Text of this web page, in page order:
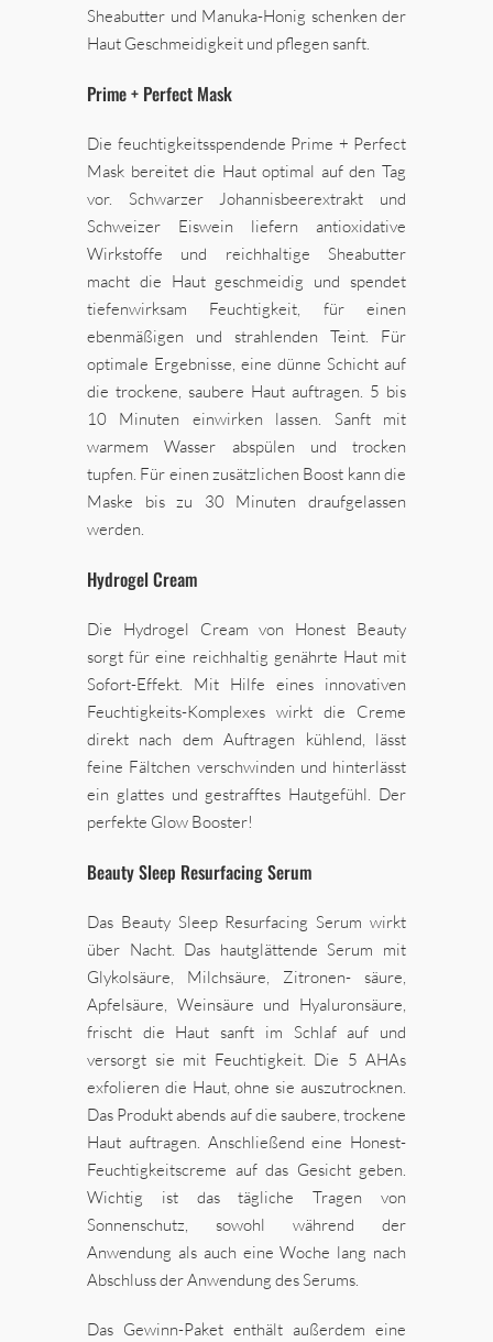
Sheabutter und Manuka-Honig schenken der
Haut Geschmeidigkeit und pflegen sanft.
Prime + Perfect Mask
Die feuchtigkeitsspendende Prime + Perfect
Mask bereitet die Haut optimal auf den Tag
vor. Schwarzer Johannisbeerextrakt und
Schweizer Eiswein liefern antioxidative
Wirkstoffe und reichhaltige Sheabutter
macht die Haut geschmeidig und spendet
tiefenwirksam Feuchtigkeit, für einen
ebenmäßigen und strahlenden Teint. Für
optimale Ergebnisse, eine dünne Schicht auf
die trockene, saubere Haut auftragen. 5 bis
10 Minuten einwirken lassen. Sanft mit
warmem Wasser abspülen und trocken
tupfen. Für einen zusätzlichen Boost kann die
Maske bis zu 30 Minuten draufgelassen
werden.
Hydrogel Cream
Die Hydrogel Cream von Honest Beauty
sorgt für eine reichhaltig genährte Haut mit
Sofort-Effekt. Mit Hilfe eines innovativen
Feuchtigkeits-Komplexes wirkt die Creme
direkt nach dem Auftragen kühlend, lässt
feine Fältchen verschwinden und hinterlässt
ein glattes und gestrafftes Hautgefühl. Der
perfekte Glow Booster!
Beauty Sleep Resurfacing Serum
Das Beauty Sleep Resurfacing Serum wirkt
über Nacht. Das hautglättende Serum mit
Glykolsäure, Milchsäure, Zitronen- säure,
Apfelsäure, Weinsäure und Hyaluronsäure,
frischt die Haut sanft im Schlaf auf und
versorgt sie mit Feuchtigkeit. Die 5 AHAs
exfolieren die Haut, ohne sie auszutrocknen.
Das Produkt abends auf die saubere, trockene
Haut auftragen. Anschließend eine Honest-
Feuchtigkeitscreme auf das Gesicht geben.
Wichtig ist das tägliche Tragen von
Sonnenschutz, sowohl während der
Anwendung als auch eine Woche lang nach
Abschluss der Anwendung des Serums.
Das Gewinn-Paket enthält außerdem eine